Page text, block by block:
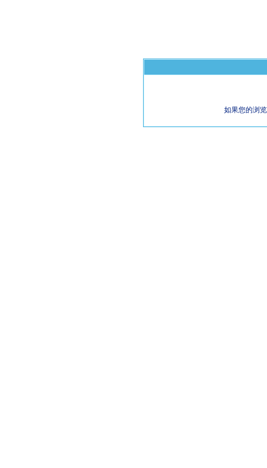
如果您的浏